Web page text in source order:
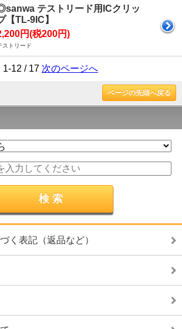
テストリード用ICクリッ
【TL-9IC】
円(税200円)
ストリード
1-12 / 17 次のページへ
ページの先頭へ戻る
く表記（返品など）